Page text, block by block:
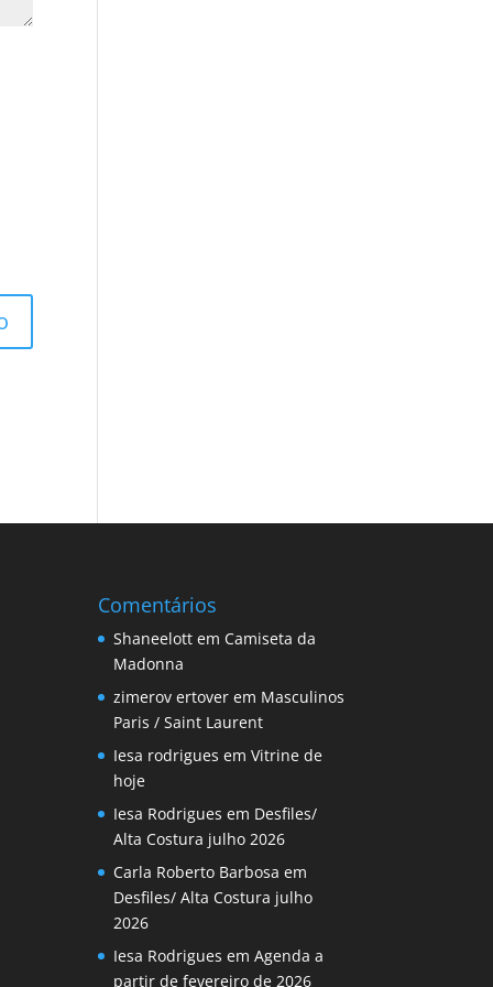
Comentários
Shaneelott em Camiseta da
Madonna
zimerov ertover em Masculinos
Paris / Saint Laurent
Iesa rodrigues emVitrine de
hoje
Iesa Rodrigues em Desfiles/
Alta Costura julho 2026
Carla Roberto Barbosa em
Desfiles/ Alta Costura julho
2026
Iesa Rodrigues emAgenda a
partir de fevereiro de 2026